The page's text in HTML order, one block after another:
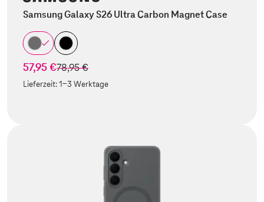
Samsung Galaxy S26 Ultra Carbon Magnet Case
57,95 €statt
78,95 €
Lieferzeit:1-3 Werktage